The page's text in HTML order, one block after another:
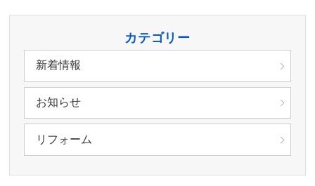
カテゴリー
新着情報
お知らせ
リフォーム